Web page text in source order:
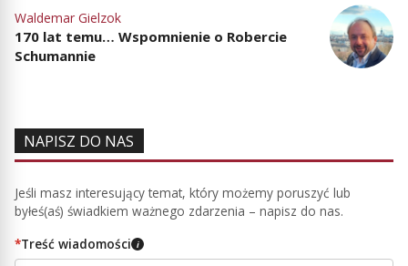
Waldemar Gielzok
170 lat temu… Wspomnienie o Robercie
Schumannie
NAPISZ DO NAS
Jeśli masz interesujący temat, który możemy poruszyć lub
byłeś(aś) świadkiem ważnego zdarzenia – napisz do nas.
*Treść wiadomości i